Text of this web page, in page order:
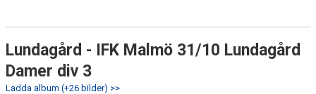
Lundagård - IFK Malmö 31/10 Lundagård
Damer div 3
Ladda album (+26 bilder) >>